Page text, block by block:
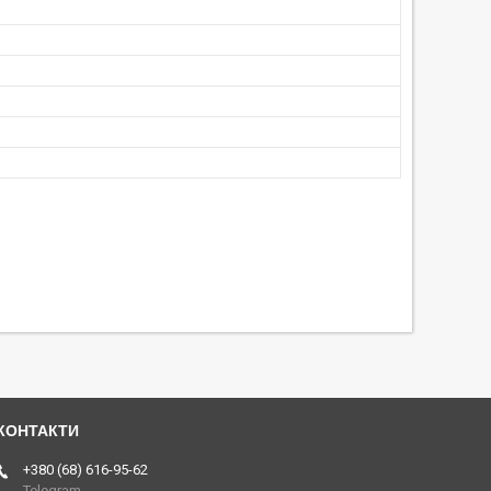
+380 (68) 616-95-62